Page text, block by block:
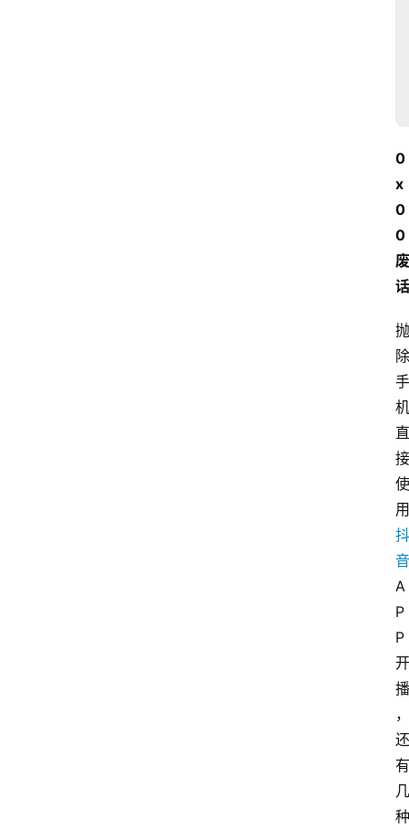
0
x
0
0
废
话
抛
除
手
机
直
接
使
用
抖
音
A
P
P
开
播
，
还
有
几
种